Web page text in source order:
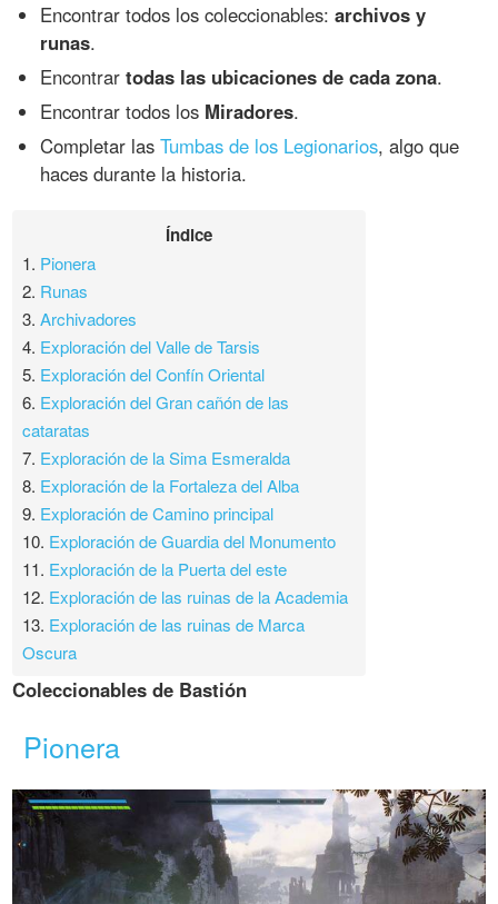
Encontrar todos los coleccionables:archivos y
runas.
Encontrartodas las ubicaciones de cada zona.
Encontrar todos los Miradores.
Completar lasTumbas de los Legionarios, algo que
haces durante la historia.
Índice
1. Pionera
2. Runas
3.Archivadores
4. Exploración del Valle de Tarsis
5. Exploración del Confín Oriental
6. Exploración del Gran cañón de las
cataratas
7. Exploración de la Sima Esmeralda
8. Exploración de la Fortaleza del Alba
9. Exploración de Camino principal
10. Exploración de Guardia del Monumento
11. Exploración de la Puerta del este
12. Exploración de las ruinas de la Academia
13. Exploración de las ruinas de Marca
Oscura
Coleccionables de Bastión
Pionera